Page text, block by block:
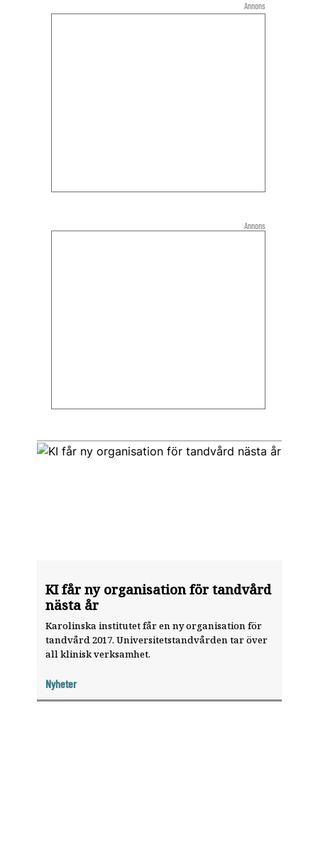
KI får ny organisation för tandvård
nästa år
Karolinska institutet får en ny organisation för
tandvård 2017. Universitetstandvården tar över
all klinisk verksamhet.
Nyheter
Annons
Annons